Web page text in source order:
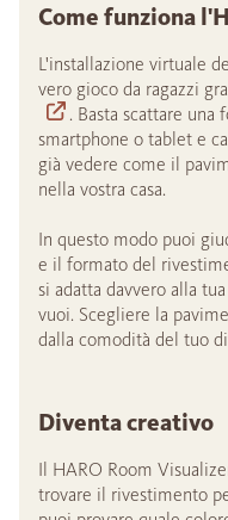
Come funziona
L'installazione virtuale
vero gioco da ragazzi
. Basta scattare
smartphone o tablet e
già vedere come il
nella vostra casa.
In questo modo puoi
e il formato del
si adatta davvero alla
vuoi. Scegliere la
dalla comodità del tuo
Diventa creativo
Il HARO Room
trovare il rivestimento